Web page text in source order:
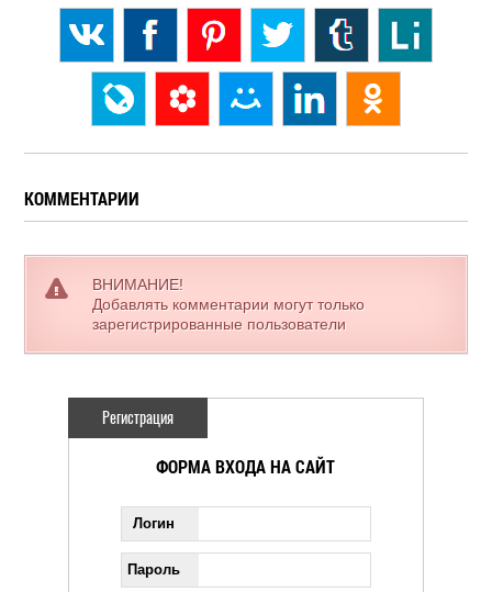
КОММЕНТАРИИ
ВНИМАНИЕ!
Добавлять комментарии могут только
зарегистрированные пользователи
Регистрация
ФОРМА ВХОДА НА САЙТ
Логин
Пароль